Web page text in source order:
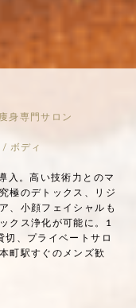
身専門サロン
ボディ
入。高い技術力とのマ
極のデトックス、リジ
、小顔フェイシャルも
クス浄化が可能に。1
切、プライベートサロ
町駅すぐのメンズ歓